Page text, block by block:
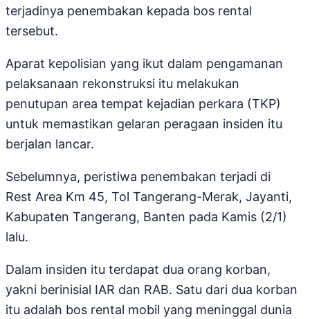
terjadinya penembakan kepada bos rental
tersebut.
Aparat kepolisian yang ikut dalam pengamanan
pelaksanaan rekonstruksi itu melakukan
penutupan area tempat kejadian perkara (TKP)
untuk memastikan gelaran peragaan insiden itu
berjalan lancar.
Sebelumnya, peristiwa penembakan terjadi di
Rest Area Km 45, Tol Tangerang-Merak, Jayanti,
Kabupaten Tangerang, Banten pada Kamis (2/1)
lalu.
Dalam insiden itu terdapat dua orang korban,
yakni berinisial IAR dan RAB. Satu dari dua korban
itu adalah bos rental mobil yang meninggal dunia